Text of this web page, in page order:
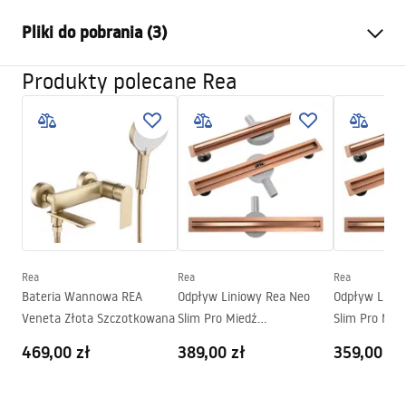
Sposób montażu:
Kolor:
Miedź
Rodzaj wylewki:
Ruchoma
Materiał:
Mosiądz
90
mm
Wysokość (mm):
170mm
Powłoka:
PVD
Średnica podłączenia:
Pliki do pobrania (3)
Instrukcja montażu
Warunki gwarancji
Warranty_Terms_and_Conditions_Faucets_-_5.pdf
Pielęgnacja
Produkty polecane Rea
Rea
Bateria Wannowa REA
Veneta Złota Szczotkowana
469,00 zł
Rea
Odpływ Liniowy Rea Neo
Slim Pro Miedź
389,00 zł
Rea
Odpływ
Slim Pro
359,00 zł